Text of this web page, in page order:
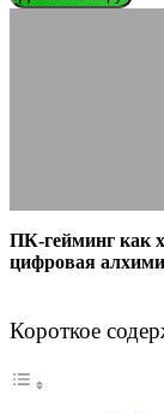
ПК-гейминг как
цифровая
Короткое